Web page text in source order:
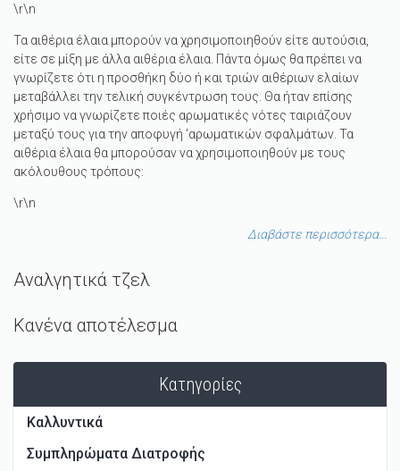
\r\n
Τα αιθέρια έλαια μπορούν να χρησιμοποιηθούν είτε αυτούσια,
είτε σε μίξη με άλλα αιθέρια έλαια. Πάντα όμως θα πρέπει να
γνωρίζετε ότι η προσθήκη δύο ή και τριών αιθέριων ελαίων
μεταβάλλει την τελική συγκέντρωση τους. Θα ήταν επίσης
χρήσιμο να γνωρίζετε ποιές αρωματικές νότες ταιριάζουν
μεταξύ τους για την αποφυγή 'αρωματικών σφαλμάτων. Τα
αιθέρια έλαια θα μπορούσαν να χρησιμοποιηθούν με τους
ακόλουθους τρόπους:
\r\n
Διαβάστε περισσότερα...
Αναλγητικά τζελ
Κανένα αποτέλεσμα
Κατηγορίες
Καλλυντικά
Συμπληρώματα Διατροφής